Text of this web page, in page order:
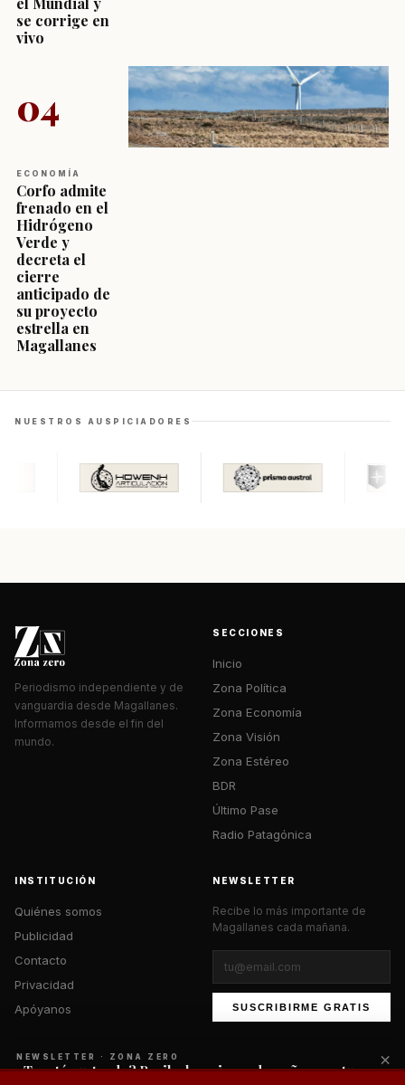
se corrige en
vivo
04
ECONOMÍA
Corfo admite
frenado en el
Hidrógeno
Verde y
decreta el
cierre
anticipado de
su proyecto
estrella en
Magallanes
NUESTROS AUSPICIADORES
Periodismo independiente y de
vanguardia desde Magallanes.
Informamos desde el fin del
mundo.
SECCIONES
Inicio
Zona Política
Zona Economía
Zona Visión
Zona Estéreo
BDR
Último Pase
Radio Patagónica
INSTITUCIÓN
Quiénes somos
Publicidad
Contacto
Privacidad
Apóyanos
NEWSLETTER
Recibe lo más importante de
Magallanes cada mañana.
SUSCRIBIRME GRATIS
NEWSLETTER · ZONA ZERO
¿Te está gustando? Recibe lo mejor cada mañana en tu
×